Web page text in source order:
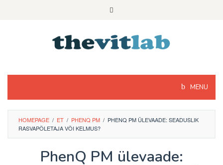
MENU
HOMEPAGE / ET / PHENQ PM / PHENQ PM ÜLEVAADE: SEADUSLIK
RASVAPÕLETAJA VÕI KELMUS?
PhenQ PM ülevaade: